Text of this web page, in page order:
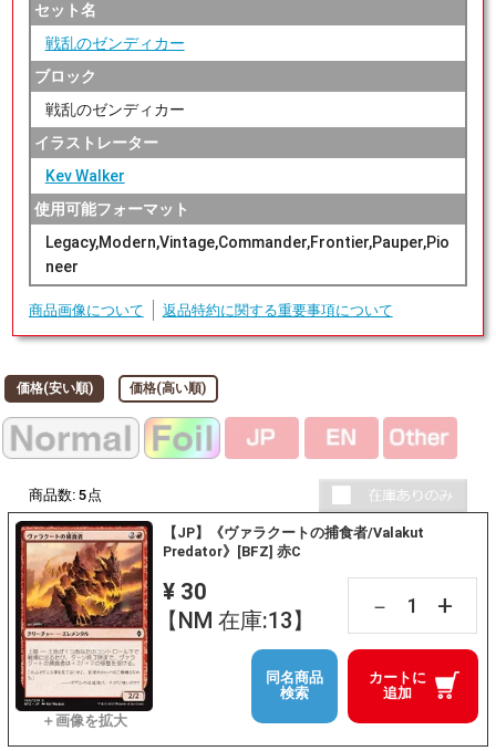
セット名
戦乱のゼンディカー
ブロック
戦乱のゼンディカー
イラストレーター
Kev Walker
使用可能フォーマット
Legacy,Modern,Vintage,Commander,Frontier,Pauper,Pio
neer
商品画像について 返品特約に関する重要事項について
価格(安い順) 価格(高い順)
商品数: 5 点
【JP】《ヴァラクートの捕食者/Valakut
Predator》[BFZ] 赤C
¥ 30
【NM 在庫:13】
－ +
カートに
追加
同名商品
検索